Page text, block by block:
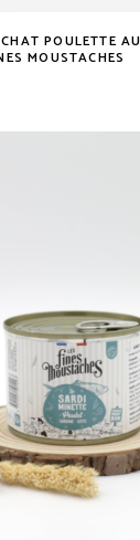
POULETTE AU
MOUSTACHES